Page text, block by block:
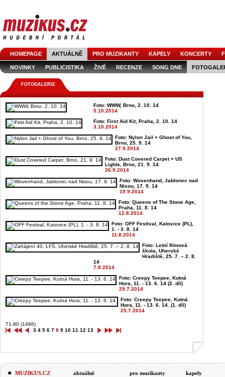
HOMEPAGE AKTUÁLNĚ PRO MUZIKANTY KAPELY KONCERTY
NOVINKY PUBLICISTIKA ŽIVĚ RECENZE SONG DNE
FOTOGALERIE
Foto: WWW, Brno, 2. 10. 14
5.10.2014
Foto: First Aid Kit, Praha, 2. 10. 14
3.10.2014
Foto: Nylon Jail + Ghost of You,
Brno, 25. 9. 14
27.9.2014
Foto: Dust Covered Carpet + US
Lights, Brno, 21. 9. 14
26.9.2014
Foto: Wovenhand, Jablonec nad
Nisou, 17. 9. 14
19.9.2014
Foto: Queens of The Stone Age,
Praha, 11. 8. 14
12.8.2014
Foto: OFF Festival, Katovice (PL),
1. - 3. 8. 14
11.8.2014
Foto: Letní filmová
škola, Uherské
Hradiště, 25. 7. – 2. 8.
14
7.8.2014
Foto: Creepy Teepee, Kutná
Hora, 11. - 13. 6. 14 (2. díl)
29.7.2014
Foto: Creepy Teepee, Kutná
Hora, 11. - 13. 6. 14. (1. díl)
25.7.2014
71-80 (1486)
3 4 5 6 7 8 9 10 11 12 13
MUZIKUS.CZ
aktuálně
pro muzikanty
kapely